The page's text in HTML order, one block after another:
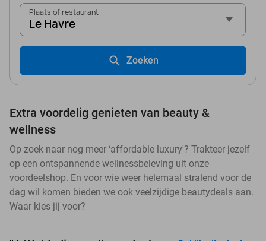
Plaats of restaurant
Le Havre
Zoeken
Extra voordelig genieten van beauty &
wellness
Op zoek naar nog meer ‘affordable luxury'? Trakteer jezelf
op een ontspannende wellnessbeleving uit onze
voordeelshop. En voor wie weer helemaal stralend voor de
dag wil komen bieden we ook veelzijdige beautydeals aan.
Waar kies jij voor?